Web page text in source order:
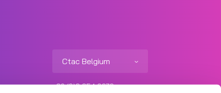
Ctac Belgium
+32 (0)3 354 0979